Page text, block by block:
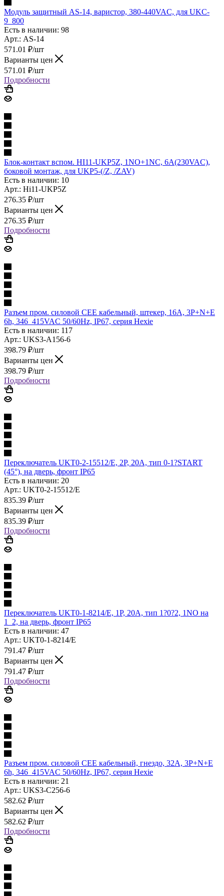
Модуль защитный AS-14, варистор, 380-440VAC, для UKC-
9_800
Есть в наличии: 98
Арт.: AS-14
571.01 ₽/шт
Варианты цен
571.01 ₽/шт
Подробности
Блок-контакт вспом. HI11-UKP5Z, 1NO+1NC, 6A(230VAC),
боковой монтаж, для UKP5-(/Z, /ZAV)
Есть в наличии: 10
Арт.: Hi11-UKP5Z
276.35 ₽/шт
Варианты цен
276.35 ₽/шт
Подробности
Разъем пром. силовой CEE кабельный, штекер, 16A, 3P+N+E
6h, 346_415VAC 50/60Hz, IP67, серия Hexie
Есть в наличии: 117
Арт.: UKS3-A156-6
398.79 ₽/шт
Варианты цен
398.79 ₽/шт
Подробности
Переключатель UKT0-2-15512/E, 2P, 20A, тип 0-1?START
(45°), на дверь, фронт IP65
Есть в наличии: 20
Арт.: UKT0-2-15512/E
835.39 ₽/шт
Варианты цен
835.39 ₽/шт
Подробности
Переключатель UKT0-1-8214/E, 1P, 20A, тип 1?0?2, 1NO на
1_2, на дверь, фронт IP65
Есть в наличии: 47
Арт.: UKT0-1-8214/E
791.47 ₽/шт
Варианты цен
791.47 ₽/шт
Подробности
Разъем пром. силовой CEE кабельный, гнездо, 32A, 3P+N+E
6h, 346_415VAC 50/60Hz, IP67, серия Hexie
Есть в наличии: 21
Арт.: UKS3-C256-6
582.62 ₽/шт
Варианты цен
582.62 ₽/шт
Подробности